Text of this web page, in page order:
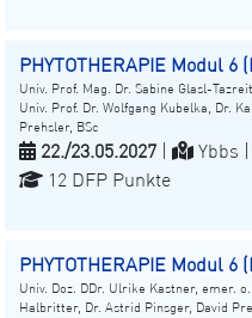
PHYTOTHERAPIE Modul
Univ. Prof. Mag. Dr. Sabine Glasl-
Univ. Prof. Dr. Wolfgang Kubelka, Dr.
Prehsler, BSc
22./23.05.2027 Ybbs |
12 DFP Punkte
PHYTOTHERAPIE Modul
Univ. Doz. DDr. Ulrike Kastner, emer.
Halbritter, Dr. Astrid Pinsger, David